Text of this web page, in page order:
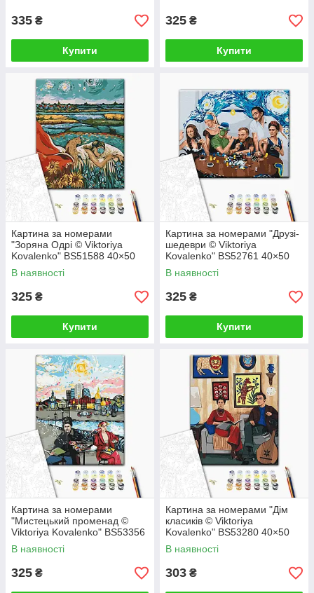
335 ₴
Купити
325 ₴
Купити
Картина за номерами
"Зоряна Одрі © Viktoriya
Kovalenko" BS51588 40×50
см
В наявності
325 ₴
Купити
Картина за номерами "Друзі-
шедеври © Viktoriya
Kovalenko" BS52761 40×50
см
В наявності
325 ₴
Купити
Картина за номерами
"Мистецький променад ©
Viktoriya Kovalenko" BS53356
40×50 см
В наявності
325 ₴
Картина за номерами "Дім
класиків © Viktoriya
Kovalenko" BS53280 40×50
см
В наявності
303 ₴